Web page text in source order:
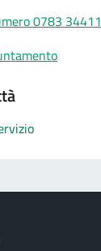
0783 34411